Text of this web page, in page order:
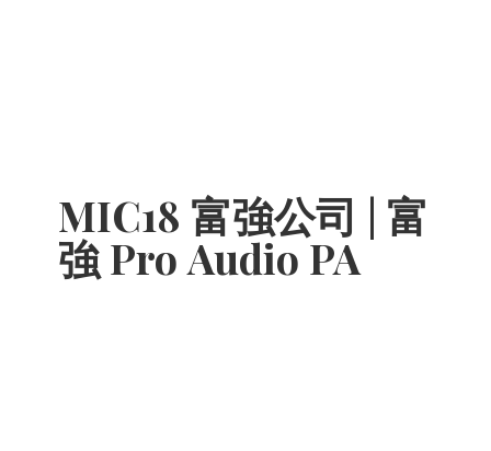
MIC18 富強公司 | 富
強 Pro Audio PA